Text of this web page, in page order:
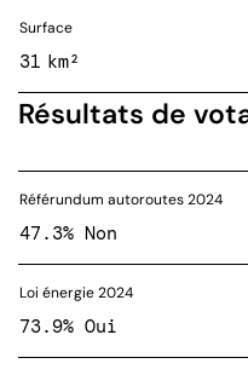
Surface
31 km²
Résultats de
Référundum autoroutes 2024
47.3% Non
Loi énergie 2024
73.9% Oui